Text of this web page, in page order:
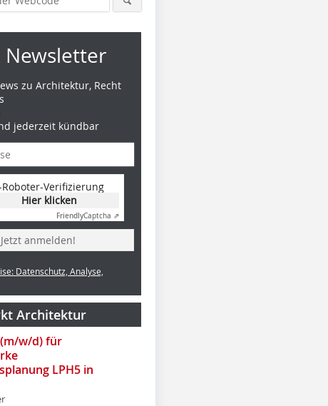
Newsletter
zu Architektur, Recht
jederzeit kündbar
Verifizierung
Hier klicken
FriendlyCaptcha ⇗
anmelden!
Datenschutz, Analyse,
Architektur
w/d) für
LPH5 in